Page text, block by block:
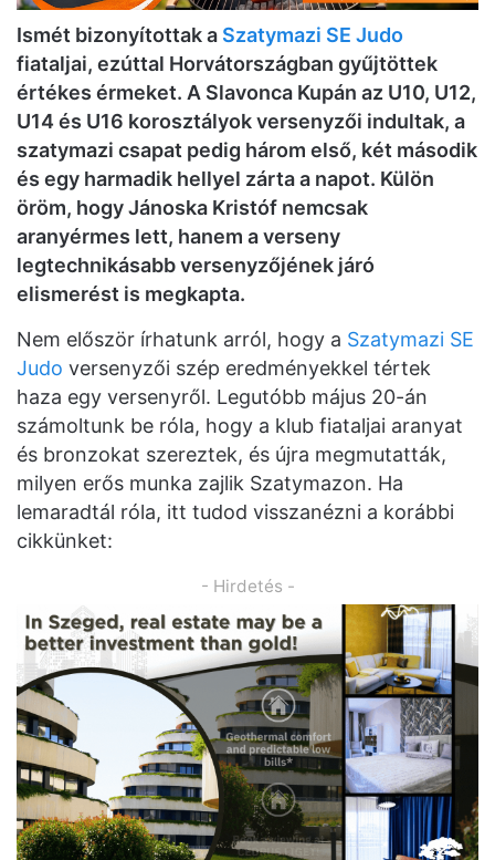
Ismét bizonyítottak a Szatymazi SE Judo
fiataljai, ezúttal Horvátországban gyűjtöttek
értékes érmeket. A Slavonca Kupán az U10, U12,
U14 és U16 korosztályok versenyzői indultak, a
szatymazi csapat pedig három első, két második
és egy harmadik hellyel zárta a napot. Külön
öröm, hogy Jánoska Kristóf nemcsak
aranyérmes lett, hanem a verseny
legtechnikásabb versenyzőjének járó
elismerést is megkapta.
Nem először írhatunk arról, hogy a Szatymazi SE
Judo versenyzői szép eredményekkel tértek
haza egy versenyről. Legutóbb május 20-án
számoltunk be róla, hogy a klub fiataljai aranyat
és bronzokat szereztek, és újra megmutatták,
milyen erős munka zajlik Szatymazon. Ha
lemaradtál róla, itt tudod visszanézni a korábbi
cikkünket:
- Hirdetés -